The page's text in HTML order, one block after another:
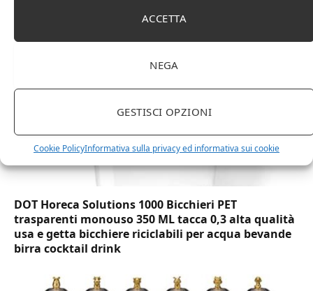
ACCETTA
NEGA
GESTISCI OPZIONI
Cookie PolicyInformativa sulla privacy ed informativa sui cookie
DOT Horeca Solutions 1000 Bicchieri PET
trasparenti monouso 350 ML tacca 0,3 alta qualità
usa e getta bicchiere riciclabili per acqua bevande
birra cocktail drink